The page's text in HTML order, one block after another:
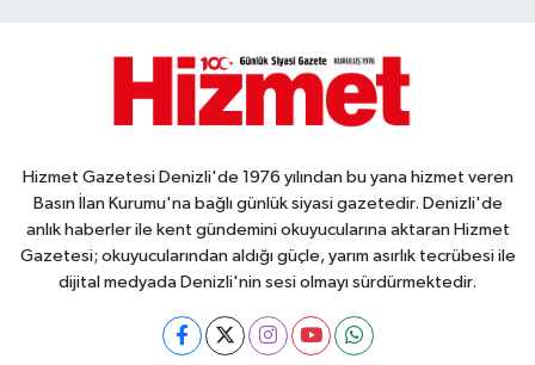
Hizmet Gazetesi Denizli'de 1976 yılından bu yana hizmet veren
Basın İlan Kurumu'na bağlı günlük siyasi gazetedir. Denizli'de
anlık haberler ile kent gündemini okuyucularına aktaran Hizmet
Gazetesi; okuyucularından aldığı güçle, yarım asırlık tecrübesi ile
dijital medyada Denizli'nin sesi olmayı sürdürmektedir.